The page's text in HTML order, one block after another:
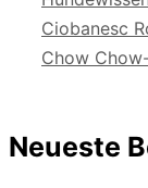
Ciobanesc
Chow
Neueste